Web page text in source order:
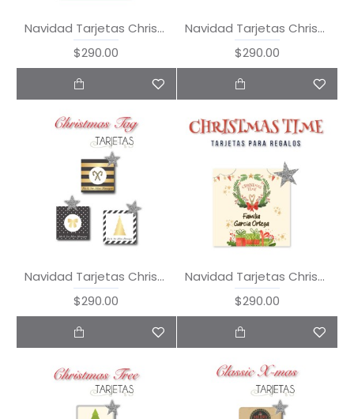
Navidad Tarjetas Christmas is Here
$290.00
Navidad Tarjetas Christmas Socks
$290.00
Navidad Tarjetas Christmas Tag
$290.00
Navidad Tarjetas Christmas Time
$290.00